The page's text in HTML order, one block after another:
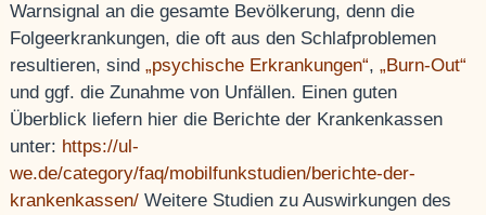
Warnsignal an die gesamte Bevölkerung, denn die
Folgeerkrankungen, die oft aus den Schlafproblemen
resultieren, sind„psychische Erkrankungen“,„Burn-Out“
und ggf. die Zunahme von Unfällen. Einen guten
Überblick liefern hier die Berichte der Krankenkassen
unter: https://ul-
we.de/category/faq/mobilfunkstudien/berichte-der-
krankenkassen/Weitere Studien zu Auswirkungen des